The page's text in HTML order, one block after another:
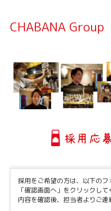
CHABANA Group
採用応
採用をご希望の方は、以下の
「確認画面へ」をクリックして
内容を確認後、担当者よりご連